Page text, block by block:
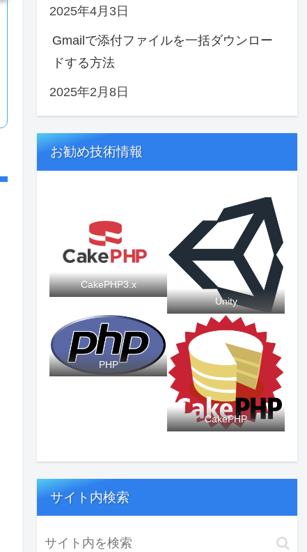
2025年4月3日
Gmailで添付ファイルを一括ダウンロー
ドする方法
2025年2月8日
お勧め技術情報
CakePHP3.x
Unity
PHP
CakePHP
サイト内検索